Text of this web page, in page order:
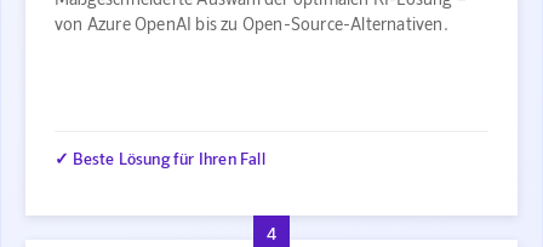
von Azure OpenAI bis zu Open-Source-Alternativen.
✓ Beste Lösung für Ihren Fall
4